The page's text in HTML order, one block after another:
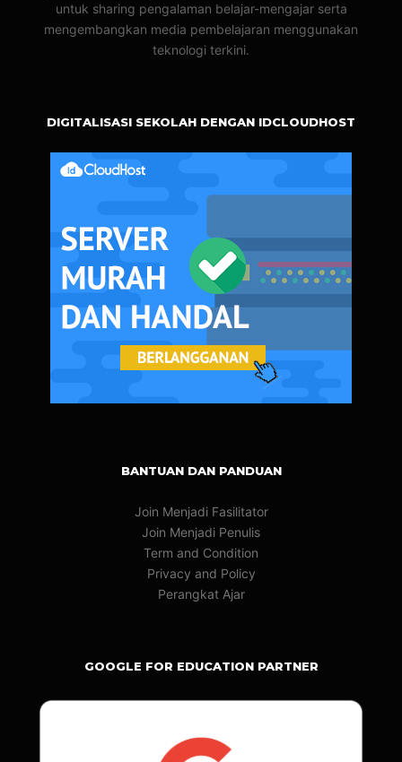
untuk sharing pengalaman belajar-mengajar serta
mengembangkan media pembelajaran menggunakan
teknologi terkini.
DIGITALISASI SEKOLAH DENGAN IDCLOUDHOST
BANTUAN DAN PANDUAN
Join Menjadi Fasilitator
Join Menjadi Penulis
Term and Condition
Privacy and Policy
Perangkat Ajar
GOOGLE FOR EDUCATION PARTNER